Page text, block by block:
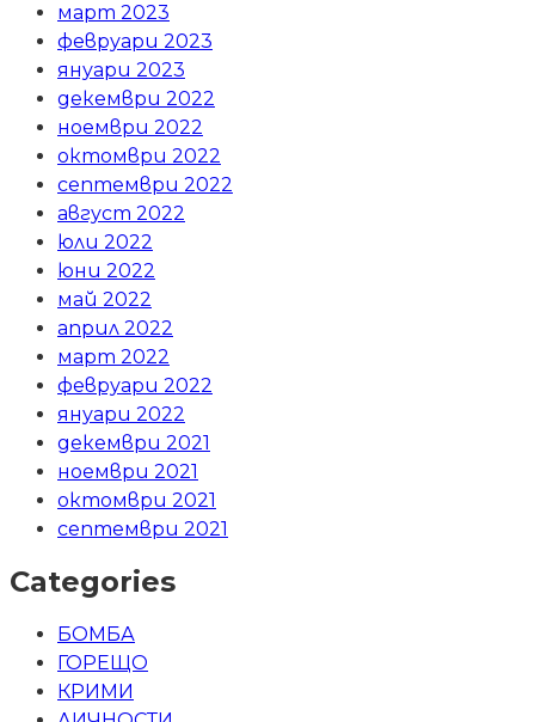
март 2023
февруари 2023
януари 2023
декември 2022
ноември 2022
октомври 2022
септември 2022
август 2022
юли 2022
юни 2022
май 2022
април 2022
март 2022
февруари 2022
януари 2022
декември 2021
ноември 2021
октомври 2021
септември 2021
Categories
БОМБА
ГОРЕЩО
КРИМИ